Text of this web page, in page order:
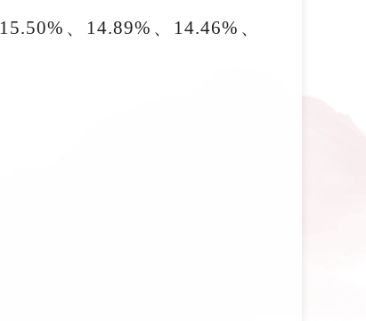
、14.89%、14.46%、